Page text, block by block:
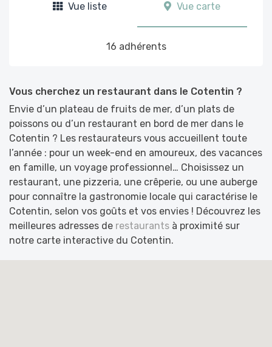
Vue liste Vue carte
16 adhérents
Vous cherchez un restaurant dans le Cotentin ?
Envie d’un plateau de fruits de mer, d’un plats de
poissons ou d’un restaurant en bord de mer dans le
Cotentin ? Les restaurateurs vous accueillent toute
l’année : pour un week-end en amoureux, des vacances
en famille, un voyage professionnel… Choisissez un
restaurant, une pizzeria, une crêperie, ou une auberge
pour connaître la gastronomie locale qui caractérise le
Cotentin, selon vos goûts et vos envies ! Découvrez les
meilleures adresses de restaurants à proximité sur
notre carte interactive du Cotentin.